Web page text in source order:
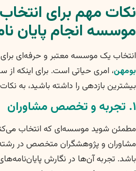
نکات مهم برای
موسسه انجام پایان
انتخاب یک موسسه معتبر و حرفه‌ای برای
بومهن، امری حیاتی است. برای اینکه از
بیشترین بازدهی را داشته باشید، به
۱. تجربه و تخصص مشاوران
مطمئن شوید موسسه‌ای که انتخاب
مشاوران و پژوهشگران متخصص در
باشد. تجربه آن‌ها در نگارش